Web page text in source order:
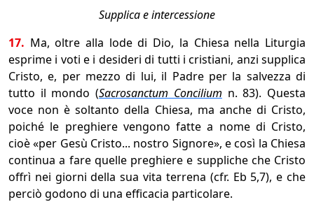
Supplica e intercessione
17. Ma, oltre alla lode di Dio, la Chiesa nella Liturgia
esprime i voti e i desideri di tutti i cristiani, anzi supplica
Cristo, e, per mezzo di lui, il Padre per la salvezza di
tutto il mondo (Sacrosanctum Concilium n. 83). Questa
voce non è soltanto della Chiesa, ma anche di Cristo,
poiché le preghiere vengono fatte a nome di Cristo,
cioè «per Gesù Cristo... nostro Signore», e così la Chiesa
continua a fare quelle preghiere e suppliche che Cristo
offrì nei giorni della sua vita terrena (cfr. Eb 5,7), e che
perciò godono di una efficacia particolare.